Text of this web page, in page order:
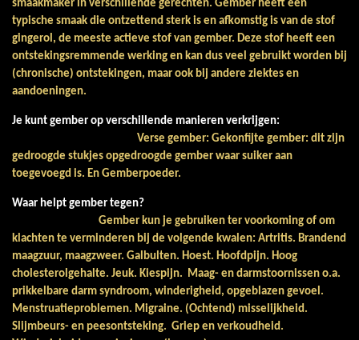
smaakmaker in verschillende gerechten. Gember heeft een
typische smaak die ontzettend sterk is en afkomstig is van de stof
gingerol, de meeste actieve stof van gember. Deze stof heeft een
ontstekingsremmende werking en kan dus veel gebruikt worden bij
(chronische) ontstekingen, maar ook bij andere ziektes en
aandoeningen.
Je kunt gember op verschillende manieren verkrijgen:
Verse gember: Gekonfijte gember: dit zijn
gedroogde stukjes opgedroogde gember waar suiker aan
toegevoegd is. En Gemberpoeder.
Waar helpt gember tegen?
Gember kun je gebruiken ter voorkoming of om
klachten te verminderen bij de volgende kwalen: Artritis. Brandend
maagzuur, maagzweer. Galbulten. Hoest. Hoofdpijn. Hoog
cholesterolgehalte. Jeuk. Kiespijn. Maag- en darmstoornissen o.a.
prikkelbare darm syndroom, winderigheid, opgeblazen gevoel.
Menstruatieproblemen. Migraine. (Ochtend) misselijkheid.
Slijmbeurs- en peesontsteking. Griep en verkoudheid.